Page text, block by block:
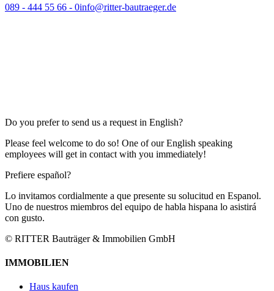
089 - 444 55 66 - 0info@ritter-bautraeger.de
Do you prefer to send us a request in English?
Please feel welcome to do so! One of our English speaking
employees will get in contact with you immediately!
Prefiere español?
Lo invitamos cordialmente a que presente su solucitud en Espanol.
Uno de nuestros miembros del equipo de habla hispana lo asistirá
con gusto.
© RITTER Bauträger & Immobilien GmbH
IMMOBILIEN
Haus kaufen